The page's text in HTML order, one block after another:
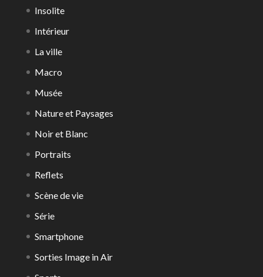
Insolite
Intérieur
La ville
Macro
Musée
Nature et Paysages
Noir et Blanc
Portraits
Reflets
Scène de vie
Série
Smartphone
Sorties Image in Air